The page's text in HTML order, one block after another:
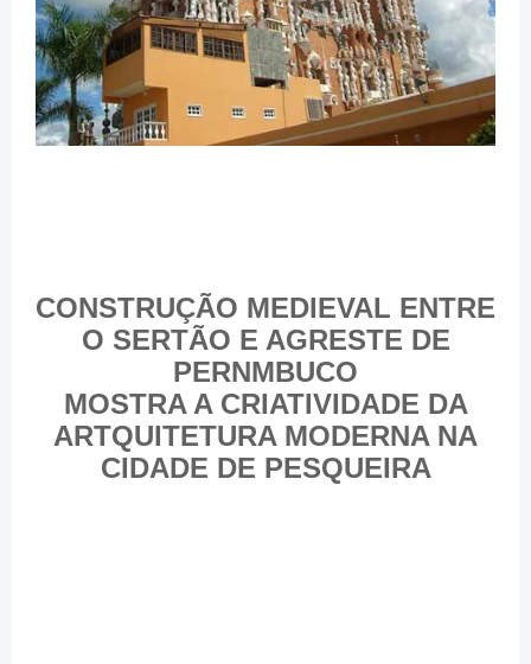
CONSTRUÇÃO MEDIEVAL ENTRE
O SERTÃO E AGRESTE DE
PERNMBUCO
MOSTRA A CRIATIVIDADE DA
ARTQUITETURA MODERNA NA
CIDADE DE PESQUEIRA